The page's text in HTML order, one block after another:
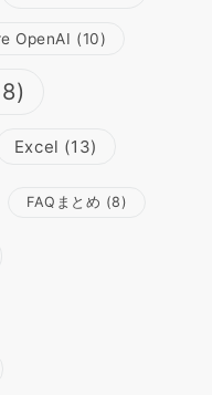
OpenAI (10)
Excel (13)
FAQまとめ (8)